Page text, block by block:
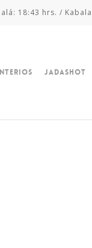
18:43 hrs. /
Jadashot